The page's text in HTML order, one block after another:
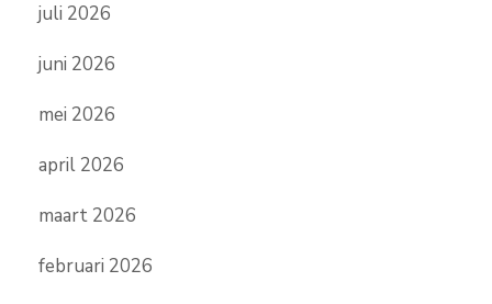
juli 2026
juni 2026
mei 2026
april 2026
maart 2026
februari 2026